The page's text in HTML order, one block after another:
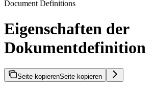
Document Definitions
Eigenschaften der
Dokumentdefinition
Seite kopierenSeite kopieren